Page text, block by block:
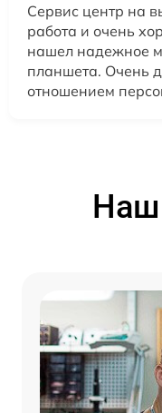
Сервис центр на
работа и очень
нашел надежное
планшета. Очень
отношением